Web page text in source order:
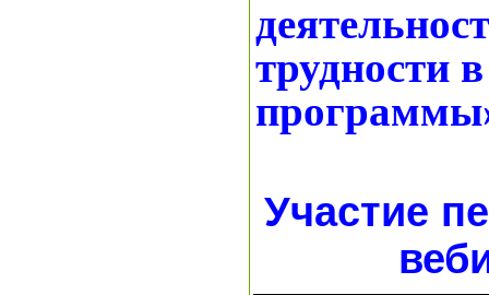
трудности
Участие